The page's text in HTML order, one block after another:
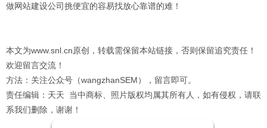
做网站建设公司挑便宜的容易找放心靠谱的难！
本文为www.snl.cn原创，转载需保留本站链接，否则保留追究责任！
欢迎留言交流！
方法：关注公众号（wangzhanSEM），留言即可。
责任编辑：天天 当中商标、照片版权均属其所有人，如有侵权，请联
系我们删除，谢谢！